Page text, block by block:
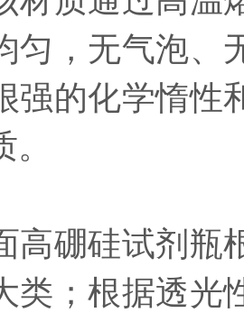
匀，无气泡、
强的化学惰性
硼硅试剂瓶根
类；根据透光